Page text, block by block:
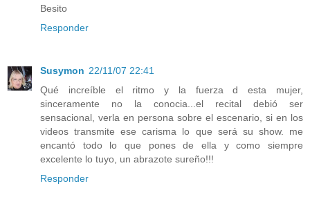
Besito
Responder
Susymon 22/11/07 22:41
Qué increíble el ritmo y la fuerza d esta mujer,
sinceramente no la conocia...el recital debió ser
sensacional, verla en persona sobre el escenario, si en los
videos transmite ese carisma lo que será su show. me
encantó todo lo que pones de ella y como siempre
excelente lo tuyo, un abrazote sureño!!!
Responder